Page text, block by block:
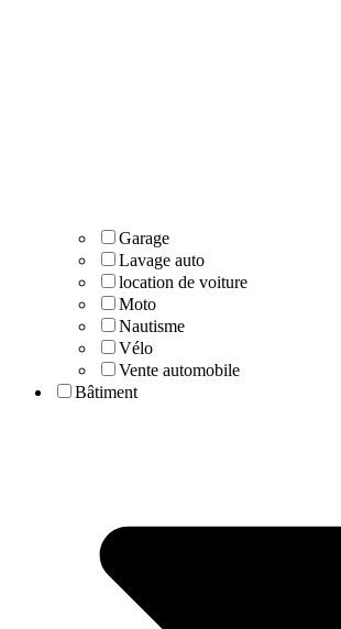
Garage
Lavage auto
location de voiture
Moto
Nautisme
Vélo
Vente automobile
Bâtiment